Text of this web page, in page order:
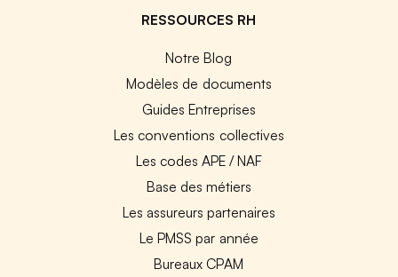
RESSOURCES RH
Notre Blog
Modèles de documents
Guides Entreprises
Les conventions collectives
Les codes APE / NAF
Base des métiers
Les assureurs partenaires
Le PMSS par année
Bureaux CPAM